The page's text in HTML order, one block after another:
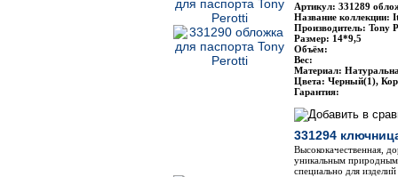
Артикул: 331289
Название коллекции:
Производитель: Tony
Размер: 14*9,5
Объём:
Вес:
Материал:
Цвета: Черный(1),
Гарантия:
331294
Высококачественная,
уникальным
специально для